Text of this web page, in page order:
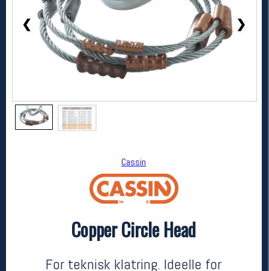
❮ ❯
Cassin
Copper Circle Head
For teknisk klatring. Ideelle for
Cassin
Copper Circle Head
kr 89